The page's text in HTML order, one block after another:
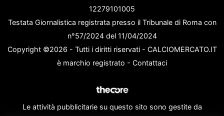
12279101005
Testata Giornalistica registrata presso il Tribunale di Roma con
n°57/2024 del 11/04/2024
Copyright ©2026 - Tutti i diritti riservati - CALCIOMERCATO.IT
è marchio registrato - Contattaci
Le attività pubblicitarie su questo sito sono gestite da